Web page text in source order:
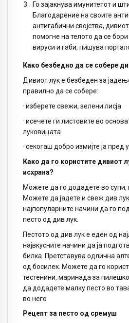
Го зајакнува имунитетот и
Благодарение на своите
антигабични својства,
помогне на телото да се
вируси и габи, пишува
Како безбедно да се собере
Дивиот лук е безбеден за
правилно да се собере:
· изберете свежи, зелени лисја
· исечете ги листовите во
луковицата
· секогаш добро измијте ја пред
Како да го користите дивиот
исхрана?
Можете да го додадете во супи,
Можете да јадете и свеж див
најпопуларните начини да го
песто од див лук.
Пестото од див лук е еден од
највкусните начини да ја
билка. Претставува одлична
од босилек. Можете да го
тестенини, маринада за
да додадете малку песто во
во него
Рецепт за песто од сремуш